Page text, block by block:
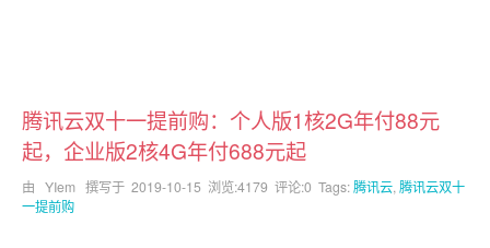
腾讯云双十一提前购：个人版1核2G年付88元
起，企业版2核4G年付688元起
由 YIem 撰写于 2019-10-15 浏览:4179 评论:0 Tags:腾讯云, 腾讯云双十
一提前购